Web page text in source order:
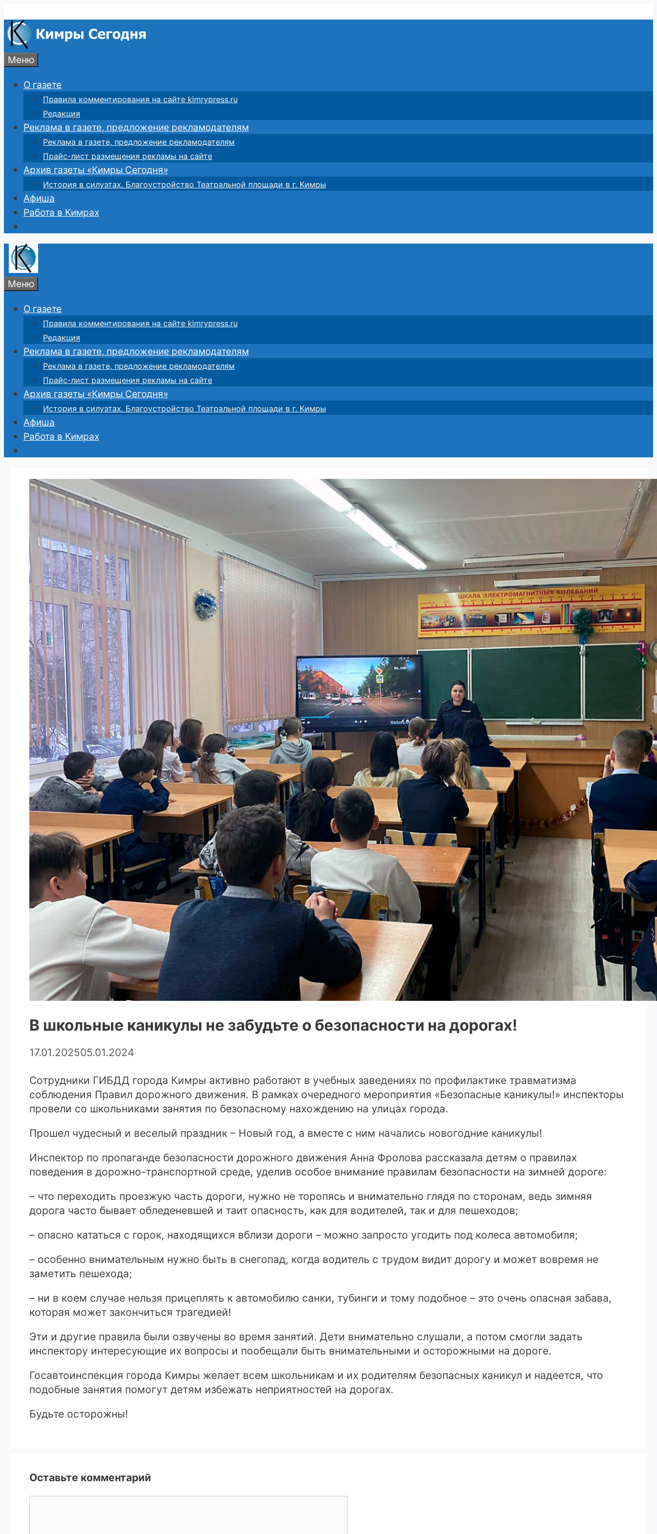
к
содержимому
Меню
О газете
Правила комментирования на сайте kimrypress.ru
Редакция
Реклама в газете, предложение рекламодателям
Реклама в газете, предложение рекламодателям
Прайс-лист размещения рекламы на сайте
Архив газеты «Кимры Сегодня»
История в силуэтах. Благоустройство Театральной площади в г. Кимры
Афиша
Работа в Кимрах
Меню
О газете
Правила комментирования на сайте kimrypress.ru
Редакция
Реклама в газете, предложение рекламодателям
Реклама в газете, предложение рекламодателям
Прайс-лист размещения рекламы на сайте
Архив газеты «Кимры Сегодня»
История в силуэтах. Благоустройство Театральной площади в г. Кимры
Афиша
Работа в Кимрах
В школьные каникулы не забудьте о безопасности на дорогах!
17.01.202505.01.2024
Сотрудники ГИБДД города Кимры активно работают в учебных заведениях по профилактике травматизма
соблюдения Правил дорожного движения. В рамках очередного мероприятия «Безопасные каникулы!» инспекторы
провели со школьниками занятия по безопасному нахождению на улицах города.
Прошел чудесный и веселый праздник – Новый год, а вместе с ним начались новогодние каникулы!
Инспектор по пропаганде безопасности дорожного движения Анна Фролова рассказала детям о правилах
поведения в дорожно-транспортной среде, уделив особое внимание правилам безопасности на зимней дороге:
– что переходить проезжую часть дороги, нужно не торопясь и внимательно глядя по сторонам, ведь зимняя
дорога часто бывает обледеневшей и таит опасность, как для водителей, так и для пешеходов;
– опасно кататься с горок, находящихся вблизи дороги – можно запросто угодить под колеса автомобиля;
– особенно внимательным нужно быть в снегопад, когда водитель с трудом видит дорогу и может вовремя не
заметить пешехода;
– ни в коем случае нельзя прицеплять к автомобилю санки, тубинги и тому подобное – это очень опасная забава,
которая может закончиться трагедией!
Эти и другие правила были озвучены во время занятий. Дети внимательно слушали, а потом смогли задать
инспектору интересующие их вопросы и пообещали быть внимательными и осторожными на дороге.
Госавтоинспекция города Кимры желает всем школьникам и их родителям безопасных каникул и надеется, что
подобные занятия помогут детям избежать неприятностей на дорогах.
Будьте осторожны!
Оставьте комментарий